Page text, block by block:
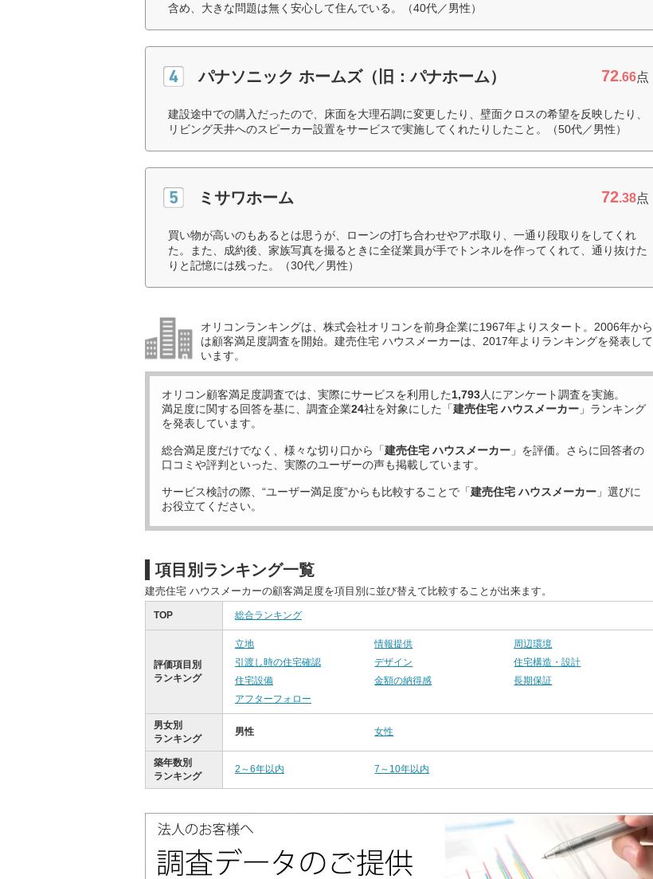
含め、大きな問題は無く安心して住んでいる。（40代／男性）
パナソニック ホームズ（旧：パナホーム） 72.66点
建設途中での購入だったので、床面を大理石調に変更したり、壁面クロスの希望を反映したり、
リビング天井へのスピーカー設置をサービスで実施してくれたりしたこと。（50代／男性）
ミサワホーム 72.38点
買い物が高いのもあるとは思うが、ローンの打ち合わせやアポ取り、一通り段取りをしてくれ
た。また、成約後、家族写真を撮るときに全従業員が手でトンネルを作ってくれて、通り抜けた
りと記憶には残った。（30代／男性）
オリコンランキングは、株式会社オリコンを前身企業に1967年よりスタート。2006年から
は顧客満足度調査を開始。建売住宅 ハウスメーカーは、2017年よりランキングを発表して
います。
オリコン顧客満足度調査では、実際にサービスを利用した1,793人にアンケート調査を実施。
満足度に関する回答を基に、調査企業24社を対象にした「建売住宅 ハウスメーカー 」ランキング
を発表しています。
総合満足度だけでなく、様々な切り口から「建売住宅 ハウスメーカー 」を評価。さらに回答者の
口コミや評判といった、実際のユーザーの声も掲載しています。
サービス検討の際、“ユーザー満足度”からも比較することで「建売住宅 ハウスメーカー 」選びに
お役立てください。
項目別ランキング一覧
建売住宅 ハウスメーカーの顧客満足度を項目別に並び替えて比較することが出来ます。
TOP 総合ランキング
評価項目別
ランキング
立地 情報提供
周辺環境
引渡し時の住宅確認
デザイン
住宅構造・設計
住宅設備
金額の納得感
長期保証
アフターフォロー
男女別
ランキング
男性 女性
築年数別
ランキング
2～6年以内 7～10年以内